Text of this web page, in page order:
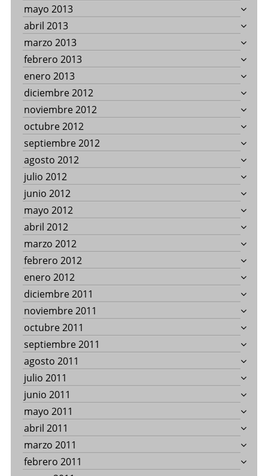
mayo 2013
abril 2013
marzo 2013
febrero 2013
enero 2013
diciembre 2012
noviembre 2012
octubre 2012
septiembre 2012
agosto 2012
julio 2012
junio 2012
mayo 2012
abril 2012
marzo 2012
febrero 2012
enero 2012
diciembre 2011
noviembre 2011
octubre 2011
septiembre 2011
agosto 2011
julio 2011
junio 2011
mayo 2011
abril 2011
marzo 2011
febrero 2011